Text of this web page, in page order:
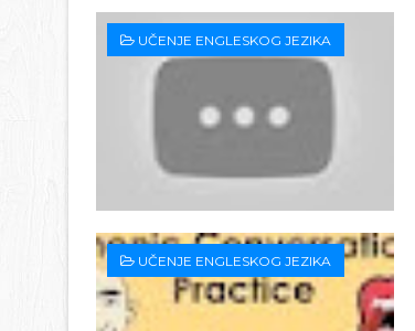
UČENJE ENGLESKOG JEZIKA
UČENJE ENGLESKOG JEZIKA